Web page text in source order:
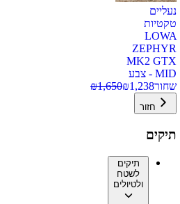
נעליים
טקטיות
LOWA
ZEPHYR
MK2 GTX
MID - צבע
שחור
₪1,238
₪1,650
חזור
תיקים
תיקים
לשטח
ולטיולים